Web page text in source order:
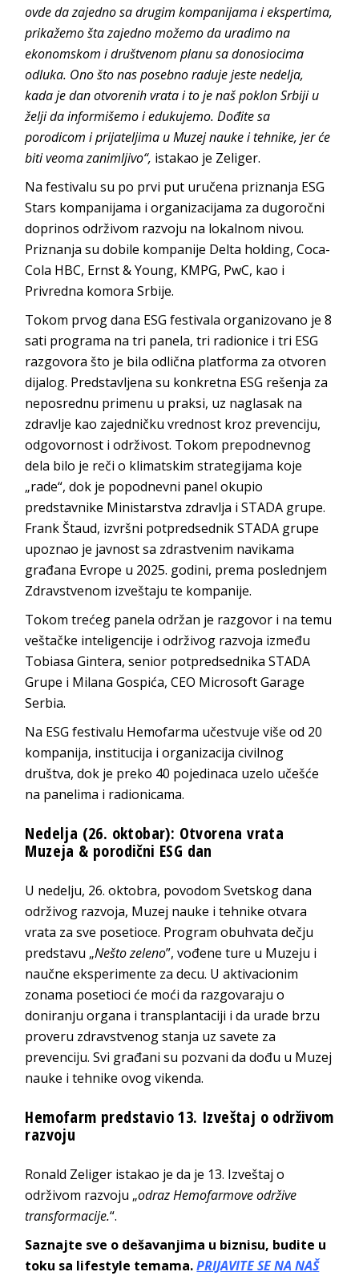
ovde da zajedno sa drugim kompanijama i ekspertima,
prikažemo šta zajedno možemo da uradimo na
ekonomskom i društvenom planu sa donosiocima
odluka. Ono što nas posebno raduje jeste nedelja,
kada je dan otvorenih vrata i to je naš poklon Srbiji u
želji da informišemo i edukujemo. Dođite sa
porodicom i prijateljima u Muzej nauke i tehnike, jer će
biti veoma zanimljivo“, istakao je Zeliger.
Na festivalu su po prvi put uručena priznanja ESG
Stars kompanijama i organizacijama za dugoročni
doprinos održivom razvoju na lokalnom nivou.
Priznanja su dobile kompanije Delta holding, Coca-
Cola HBC, Ernst & Young, KMPG, PwC, kao i
Privredna komora Srbije.
Tokom prvog dana ESG festivala organizovano je 8
sati programa na tri panela, tri radionice i tri ESG
razgovora što je bila odlična platforma za otvoren
dijalog. Predstavljena su konkretna ESG rešenja za
neposrednu primenu u praksi, uz naglasak na
zdravlje kao zajedničku vrednost kroz prevenciju,
odgovornost i održivost. Tokom prepodnevnog
dela bilo je reči o klimatskim strategijama koje
„rade“, dok je popodnevni panel okupio
predstavnike Ministarstva zdravlja i STADA grupe.
Frank Štaud, izvršni potpredsednik STADA grupe
upoznao je javnost sa zdrastvenim navikama
građana Evrope u 2025. godini, prema poslednjem
Zdravstvenom izveštaju te kompanije.
Tokom trećeg panela održan je razgovor i na temu
veštačke inteligencije i održivog razvoja između
Tobiasa Gintera, senior potpredsednika STADA
Grupe i Milana Gospića, CEO Microsoft Garage
Serbia.
Na ESG festivalu Hemofarma učestvuje više od 20
kompanija, institucija i organizacija civilnog
društva, dok je preko 40 pojedinaca uzelo učešće
na panelima i radionicama.
Nedelja (26. oktobar): Otvorena vrata
Muzeja & porodični ESG dan
U nedelju, 26. oktobra, povodom Svetskog dana
održivog razvoja, Muzej nauke i tehnike otvara
vrata za sve posetioce. Program obuhvata dečju
predstavu „Nešto zeleno”, vođene ture u Muzeju i
naučne eksperimente za decu. U aktivacionim
zonama posetioci će moći da razgovaraju o
doniranju organa i transplantaciji i da urade brzu
proveru zdravstvenog stanja uz savete za
prevenciju. Svi građani su pozvani da dođu u Muzej
nauke i tehnike ovog vikenda.
Hemofarm predstavio 13. Izveštaj o održivom
razvoju
Ronald Zeliger istakao je da je 13. Izveštaj o
održivom razvoju „odraz Hemofarmove održive
transformacije.“.
Saznajte sve o dešavanjima u biznisu, budite u
toku sa lifestyle temama.PRIJAVITE SE NA NAŠ